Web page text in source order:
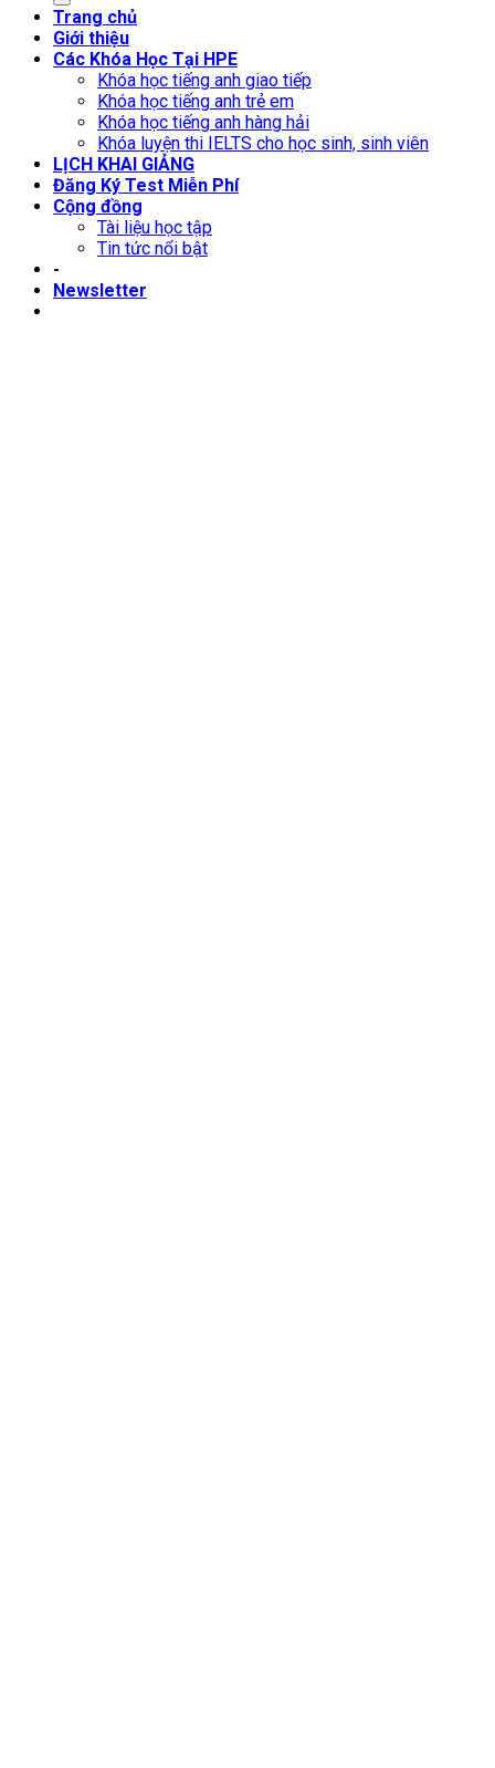
Trang chủ
Giới thiệu
Các Khóa Học Tại HPE
Khóa học tiếng anh giao tiếp
Khóa học tiếng anh trẻ em
Khóa học tiếng anh hàng hải
Khóa luyện thi IELTS cho học sinh, sinh viên
LỊCH KHAI GIẢNG
Đăng Ký Test Miễn Phí
Cộng đồng
Tài liệu học tập
Tin tức nổi bật
-
Newsletter